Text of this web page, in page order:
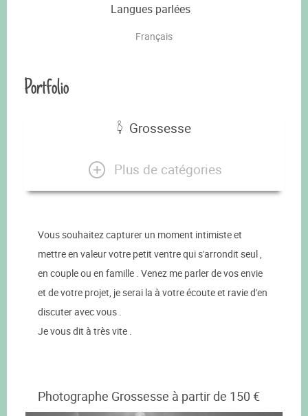
Langues parlées
Français
Portfolio
Grossesse
Plus de catégories
Vous souhaitez capturer un moment intimiste et
mettre en valeur votre petit ventre qui s'arrondit seul ,
en couple ou en famille . Venez me parler de vos envie
et de votre projet, je serai la à votre écoute et ravie d'en
discuter avec vous .
Je vous dit à très vite .
Photographe Grossesse à partir de 150 €